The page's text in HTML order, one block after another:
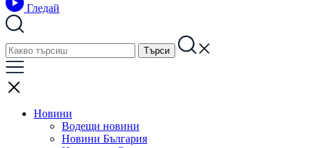
Гледай
Новини
Водещи новини
Новини България